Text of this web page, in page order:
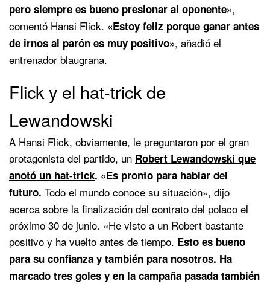
pero siempre es bueno presionar al oponente»,
comentó Hansi Flick. «Estoy feliz porque ganar antes
de irnos al parón es muy positivo», añadió el
entrenador blaugrana.
Flick y el hat-trick de
Lewandowski
A Hansi Flick, obviamente, le preguntaron por el gran
protagonista del partido, un Robert Lewandowski que
anotó un hat-trick. «Es pronto para hablar del
futuro. Todo el mundo conoce su situación», dijo
acerca sobre la finalización del contrato del polaco el
próximo 30 de junio. «He visto a un Robert bastante
positivo y ha vuelto antes de tiempo. Esto es bueno
para su confianza y también para nosotros. Ha
marcado tres goles y en la campaña pasada también